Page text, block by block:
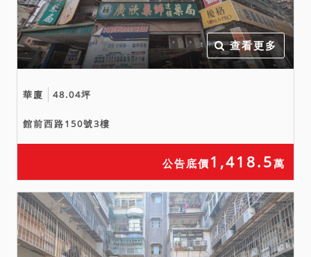
查看更多
華廈 48.04坪
館前西路150號3樓
公告底價 1,418.5萬